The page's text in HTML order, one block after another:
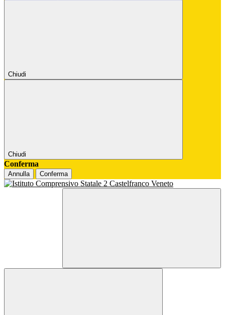
Chiudi
Chiudi
Conferma
Annulla Conferma